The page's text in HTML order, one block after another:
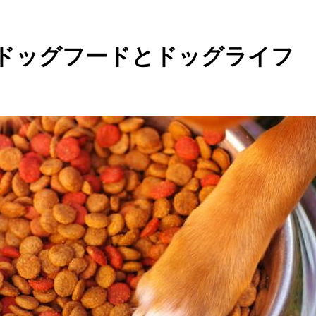
ッグフードとドッグライフ